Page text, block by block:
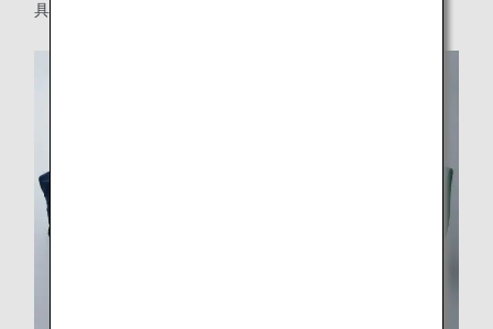
具をご用意しています。